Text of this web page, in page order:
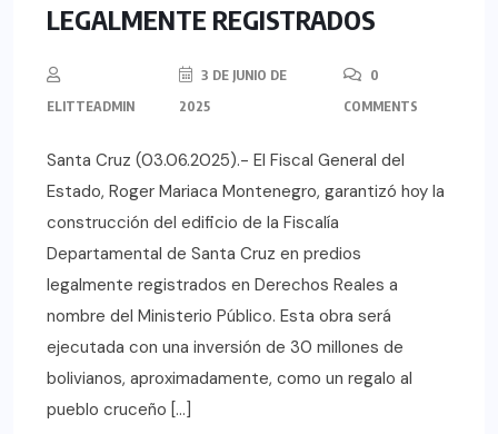
LEGALMENTE REGISTRADOS
ELITTEADMIN
3 DE JUNIO DE
2025
0
COMMENTS
Santa Cruz (03.06.2025).- El Fiscal General del
Estado, Roger Mariaca Montenegro, garantizó hoy la
construcción del edificio de la Fiscalía
Departamental de Santa Cruz en predios
legalmente registrados en Derechos Reales a
nombre del Ministerio Público. Esta obra será
ejecutada con una inversión de 30 millones de
bolivianos, aproximadamente, como un regalo al
pueblo cruceño […]